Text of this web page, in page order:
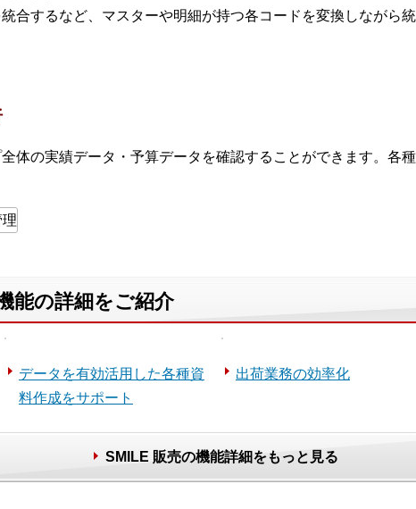
合するなど、マスターや明細が持つ各コードを変換しながら
体の実績データ・予算データを確認することができます。各
能の詳細をご紹介
データを有効活用した各種資
料作成をサポート
出荷業務の効率化
SMILE 販売の機能詳細をもっと見る